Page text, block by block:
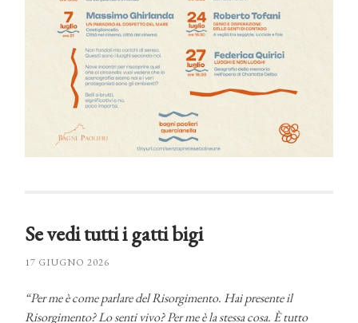
Se vedi tutti i gatti bigi
17 GIUGNO 2026
“Per me è come parlare del Risorgimento. Hai presente il
Risorgimento? Lo senti vivo? Per me è la stessa cosa. È tutto